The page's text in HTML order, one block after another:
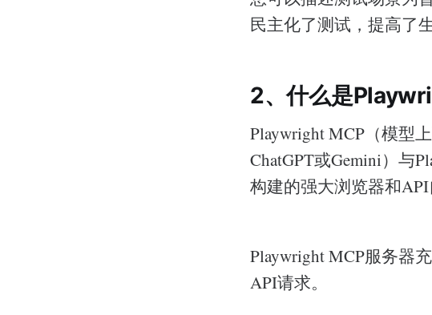
民主化了测试，提高了
2、什么是
Playwright MCP（模型
ChatGPT或Gemini）与
构建的强大浏览器和API
Playwright MCP服务器
API请求。